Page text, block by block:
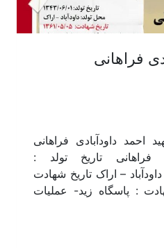
فراهانی
احمد داودآبادی فراهانی
فراهانی تاریخ تولد :
: داودآباد – اراک تاریخ شهادت
محل شهادت : پاسگاه زید- عملیات